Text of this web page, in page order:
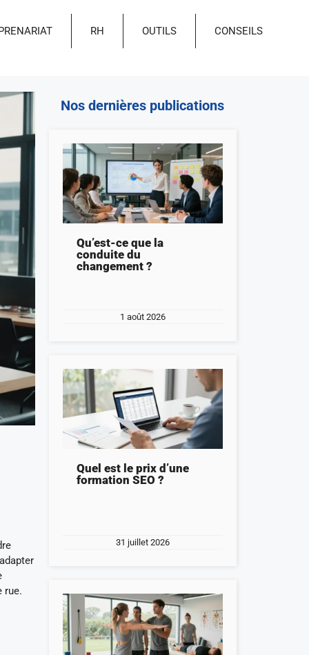
RH OUTILS CONSEILS
rue.
Nos dernières publications
Qu’est-ce que la
conduite du
changement ?
1 août 2026
Quel est le prix d’une
formation SEO ?
31 juillet 2026